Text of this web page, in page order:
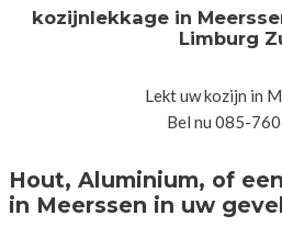
kozijnlekkage in
Limburg
Lekt uw kozijn in
Bel nu 085-
Hout, Aluminium, of
in Meerssen in uw